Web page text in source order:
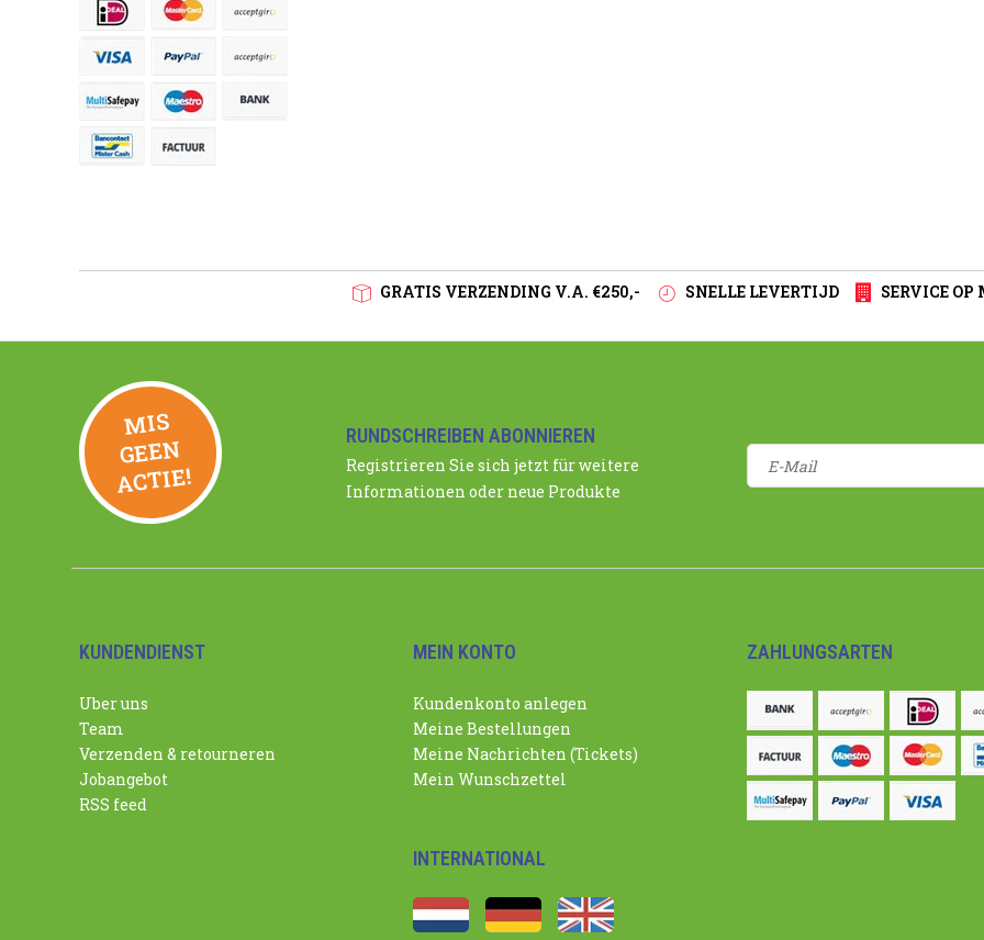
GRATIS VERZENDING V.A. €250,- SNELLE LEVERTIJD SERVICE OP
MIS
GEE
N
ACTIE!
RUNDSCHREIBEN ABONNIEREN
Registrieren Sie sich jetzt für weitere
Informationen oder neue Produkte
KUNDENDIENST
Uber uns
Team
Verzenden & retourneren
Jobangebot
RSS feed
MEIN KONTO
Kundenkonto anlegen
Meine Bestellungen
Meine Nachrichten (Tickets)
Mein Wunschzettel
INTERNATIONAL
ZAHLUNGSARTEN